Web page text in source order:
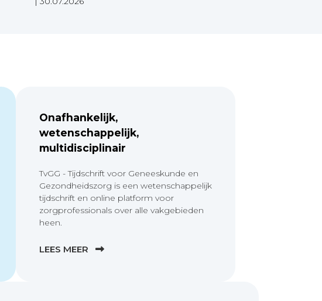
Onafhankelijk,
wetenschappelijk,
multidisciplinair
TvGG - Tijdschrift voor Geneeskunde en
Gezondheidszorg is een wetenschappelijk
tijdschrift en online platform voor
zorgprofessionals over alle vakgebieden
heen.
LEES MEER